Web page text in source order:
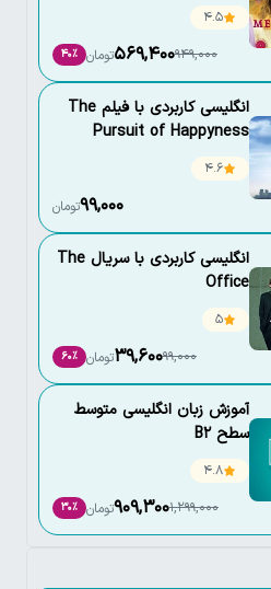
4.5
949,000
569,400تومان 40٪
انگلیسی کاربردی با فیلم The
Pursuit of Happyness
4.6
99,000تومان
انگلیسی کاربردی با سریال The
Office
5
99,000
39,600تومان 60٪
آموزش زبان انگلیسی متوسط
سطح B2
4.8
1,299,000
909,300تومان 30٪